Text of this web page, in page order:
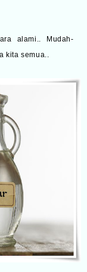
alami.. Mudah-
kita semua..